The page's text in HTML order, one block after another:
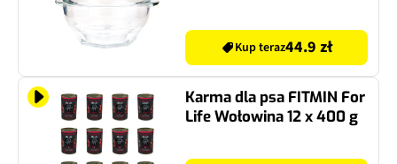
Kup teraz44.9 zł
Karma dla psa FITMIN For
Life Wołowina 12 x 400 g